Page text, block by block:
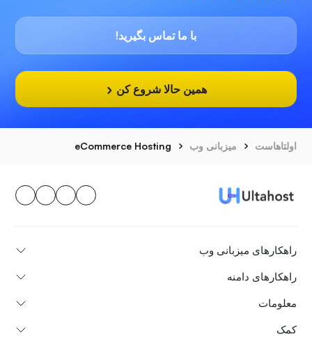
با ما تماس بگیرید!
همین حالا شروع کن
اولتاهاست میزبانی وب eCommerce Hosting
راهکارهای میزبانی وب
راهکارهای دامنه
معلومات
کمک